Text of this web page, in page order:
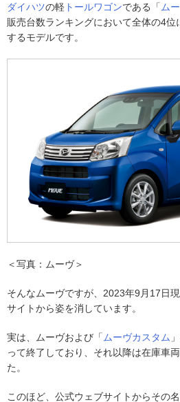
ダイハツの軽 トールワゴンである「 ム
販売台数ランキングにおいて全体の4
するモデルです。
＜写真：ムーヴ＞
そんなムーヴですが、2023年9月17日
サイトから姿を消しています。
実は、ムーヴおよび「 ムーヴカスタム
って終了しており、それ以降は在庫車
た。
このほど、公式ウェブサイトからその